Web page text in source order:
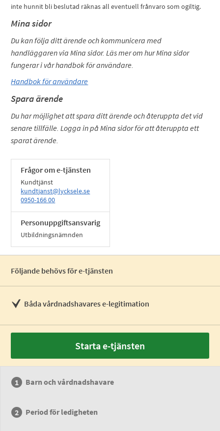
inte hunnit bli beslutad räknas all eventuell frånvaro som ogiltig.
Mina sidor
Du kan följa ditt ärende och kommunicera med
handläggaren via Mina sidor. Läs mer om hur Mina sidor
fungerar i vår handbok för användare.
Handbok för användare
Spara ärende
Du har möjlighet att spara ditt ärende och återuppta det vid
senare tillfälle. Logga in på Mina sidor för att återuppta ett
sparat ärende.
Frågor om e-tjänsten
Kundtjänst
kundtjanst@lycksele.se
0950-166 00
Personuppgiftsansvarig
Utbildningsnämnden
Följande behövs för e-tjänsten
Båda vårdnadshavares e-legitimation
Starta e-tjänsten
Barn och vårdnadshavare
Period för ledigheten